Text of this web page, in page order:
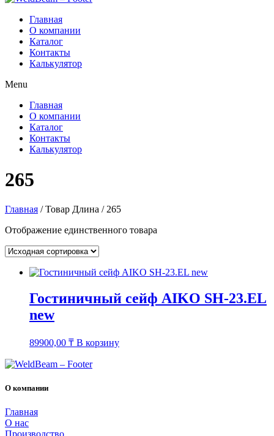
Главная
О компании
Каталог
Контакты
Калькулятор
Menu
Главная
О компании
Каталог
Контакты
Калькулятор
265
Главная / Товар Длина / 265
Отображение единственного товара
Гостиничный сейф AIKO SH-23.EL
new
89900,00 ₸ В корзину
О компании
Главная
О нас